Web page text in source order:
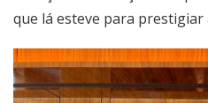
que lá esteve para prestigiar